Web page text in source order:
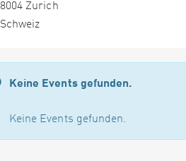
8004 Zurich
Schweiz
Keine Events gefunden.
Keine Events gefunden.